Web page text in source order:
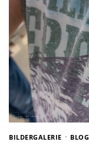
BILDERGALERIE BLOG